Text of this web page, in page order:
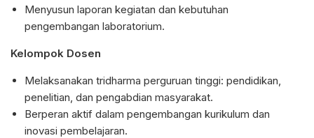
Menyusun laporan kegiatan dan kebutuhan
pengembangan laboratorium.
Kelompok Dosen
Melaksanakan tridharma perguruan tinggi: pendidikan,
penelitian, dan pengabdian masyarakat.
Berperan aktif dalam pengembangan kurikulum dan
inovasi pembelajaran.